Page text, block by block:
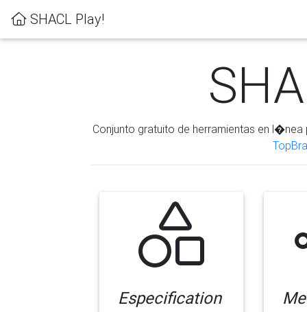
SHACL Play!
Conjunto gratuito de herramientas en
Especification